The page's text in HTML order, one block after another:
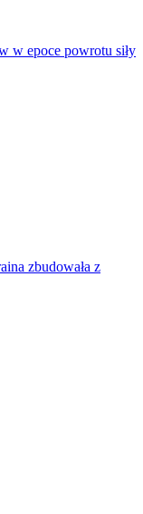
w epoce powrotu siły
zbudowała z